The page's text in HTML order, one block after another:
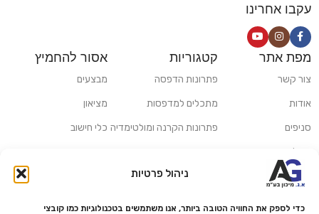
ניהול פרטיות
כדי לספק את החוויה הטובה ביותר, אנו משתמשים בטכנולוגיות כמו קובצי
שמדפיס בעיקר טקסטים – מדפסות לייזר שחור-לבן יהיו פתרון משתלם
במיוחד.
מה תמצאו בעמוד הקטגוריה של מדפסות
ביתיות?
הכוללות סורק, מעתק וחיבור
מדפסות לייזר ביתיות – שחור-לבן או צבעוניות, מהירות וחסכוניות
עקבו אחרינו
מפת אתר
צור קשר
אודות
סניפים
משלוחים ואיסוף עצמי
מדריכים ומאמרים
קטגוריות
פתרונות הדפסה
מתכלים למדפסות
פתרונות הקרנה ומולטימדיה
פתרונות קמעונאות
אסור להחמיץ
מבצעים
מציאון
כלי חישוב